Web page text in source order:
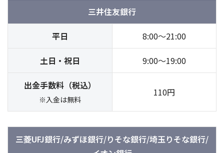
三井住友銀行
平日 8:00～21:00
土日・祝日 9:00～19:00
出金手数料（税込）
※入金は無料
110円
三菱UFJ銀行/みずほ銀行/りそな銀行/埼玉りそな銀行/